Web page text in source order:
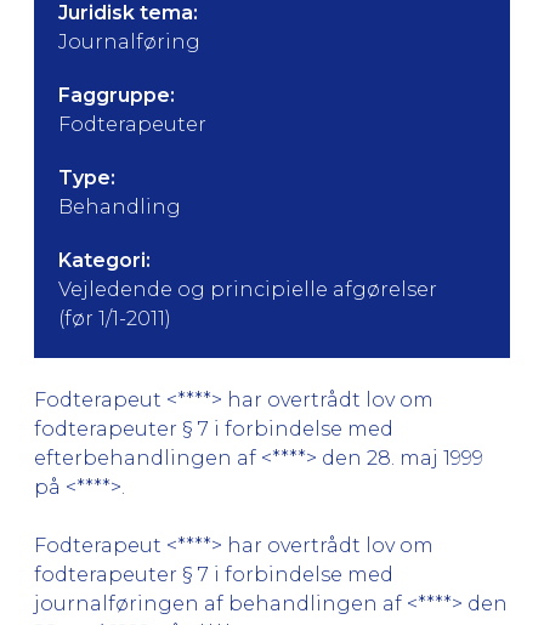
Juridisk tema:
Journalføring
Faggruppe:
Fodterapeuter
Type:
Behandling
Kategori:
Vejledende og principielle afgørelser
(før 1/1-2011)
Fodterapeut <****> har overtrådt lov om
fodterapeuter § 7 i forbindelse med
efterbehandlingen af <****> den 28. maj 1999
på <****>.
Fodterapeut <****> har overtrådt lov om
fodterapeuter § 7 i forbindelse med
journalføringen af behandlingen af <****> den